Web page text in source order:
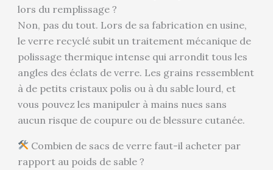
lors du remplissage ?
Non, pas du tout. Lors de sa fabrication en usine,
le verre recyclé subit un traitement mécanique de
polissage thermique intense qui arrondit tous les
angles des éclats de verre. Les grains ressemblent
à de petits cristaux polis ou à du sable lourd, et
vous pouvez les manipuler à mains nues sans
aucun risque de coupure ou de blessure cutanée.
Combien de sacs de verre faut-il acheter par
rapport au poids de sable ?